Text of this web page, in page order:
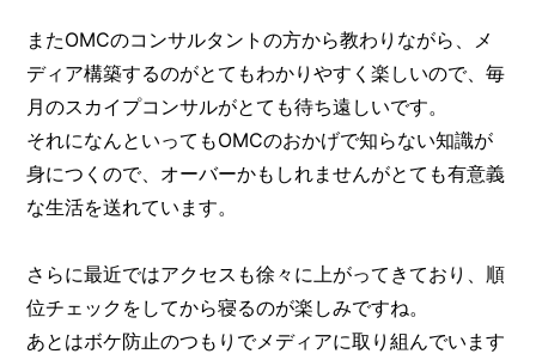
またOMCのコンサルタントの方から教わりながら、メ
ディア構築するのがとてもわかりやすく楽しいので、毎
月のスカイプコンサルがとても待ち遠しいです。
それになんといってもOMCのおかげで知らない知識が
身につくので、オーバーかもしれませんがとても有意義
な生活を送れています。
さらに最近ではアクセスも徐々に上がってきており、順
位チェックをしてから寝るのが楽しみですね。
あとはボケ防止のつもりでメディアに取り組んでいます